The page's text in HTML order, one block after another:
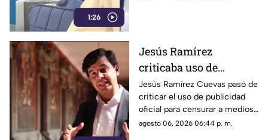
1:26
Jesús Ramírez
criticaba uso de
publicidad oficial para
censurar a medios, hoy
es pieza clave en
estrategia de censura
Jesús Ramírez Cuevas pasó de
criticar el uso de publicidad
oficial para censurar a medios
de comunicación, a ser pieza
agosto 06, 2026 06:44 p. m.